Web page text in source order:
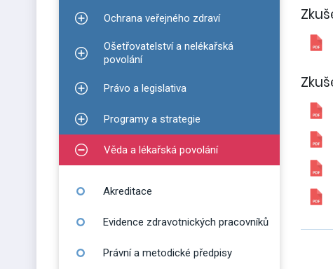
Zobrazit podmenu pro Ochrana veřejného zdraví
Ochrana veřejného zdraví
Zobrazit podmenu pro Ošetřovatelství a nelékařská
Ošetřovatelství a nelékařská
povolání
Zobrazit podmenu pro Právo a legislativa
Právo a legislativa
Zobrazit podmenu pro Programy a strategie
Programy a strategie
Zobrazit podmenu pro Věda a lékařská povolání
Věda a lékařská povolání
Akreditace
Evidence zdravotnických pracovníků
Právní a metodické předpisy